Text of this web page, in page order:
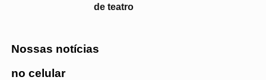
de teatro
Nossas notícias
no celular